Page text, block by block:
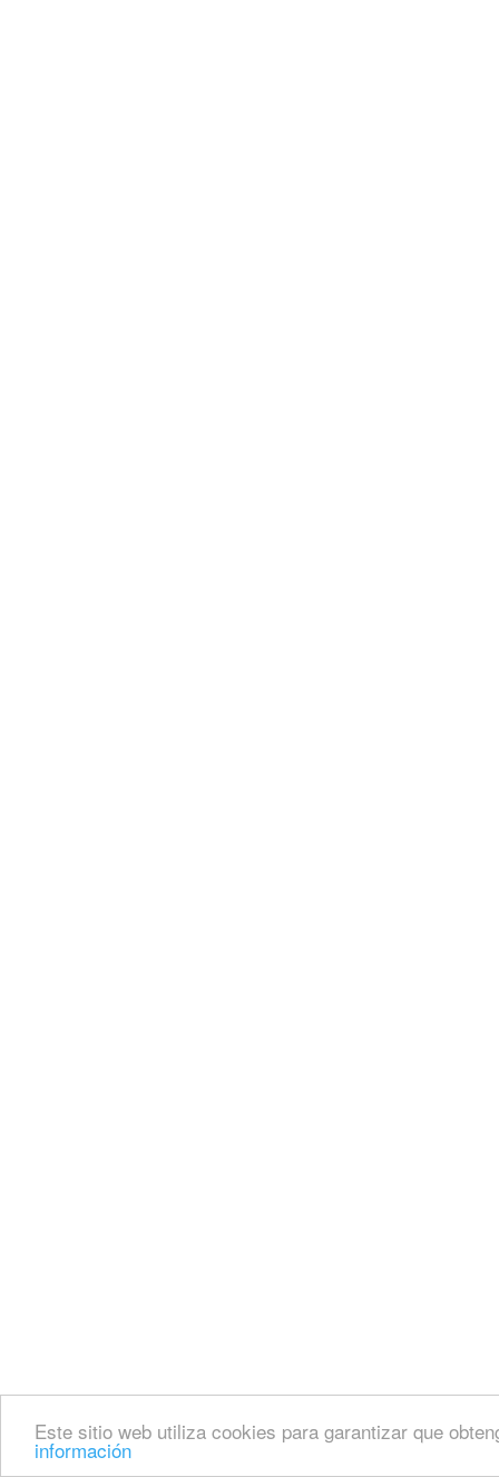
Este sitio web utiliza cookies para garantizar que
información